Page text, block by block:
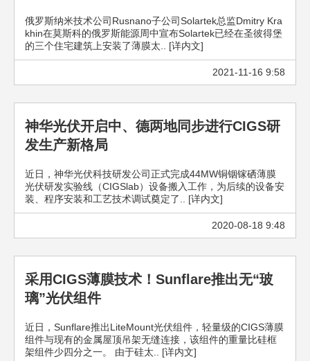
俄罗斯纳米技术公司Rusnano子公司Solartek总监Dmitry Kra
khin在莫斯科的俄罗斯能源周中宣布Solartek已经在圣彼得堡
的三个住宅建筑上安装了薄膜太.. [详内文]
2021-11-16 9:58
神华光伏开启中、德两地同步进行CIGS研
发生产新格局
近日，神华光伏科技研发公司正式完成44MW铜铟镓硒薄膜
光伏研发实验线（CIGSlab）设备搬入工作，为后续的设备安
装、程序安装和工艺技术调试奠定了.. [详内文]
2020-08-18 9:48
采用CIGS薄膜技术！Sunflare推出无“玻
璃”光伏组件
近日，Sunflare推出LiteMount光伏组件，轻量级的CIGS薄膜
组件与现有的金属屋顶吊架无缝连接，该组件的重量比硅框
架组件少四分之一。 由于硅太.. [详内文]